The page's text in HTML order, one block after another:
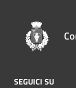
SEGUICI SU